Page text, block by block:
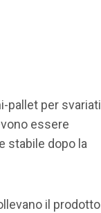
pallet per svariati
essere
stabile dopo la
il prodotto